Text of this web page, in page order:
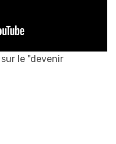
le "devenir